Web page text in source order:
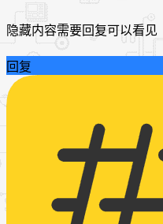
隐藏内容需要回复可以看见
回复